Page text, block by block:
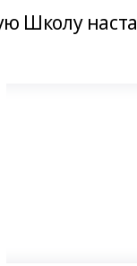
Школу